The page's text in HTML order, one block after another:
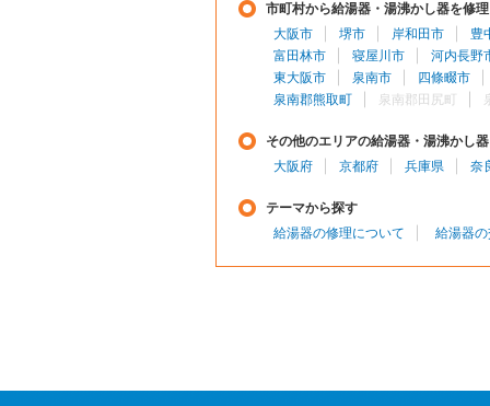
市町村から給湯器・湯沸かし器を修
大阪市
堺市 岸和田市
豊
富田林市
寝屋川市
河内長野
東大阪市
泉南市
四條畷市
泉南郡熊取町
泉南郡田尻町
その他のエリアの給湯器・湯沸かし
大阪府
京都府 兵庫県 奈
テーマから探す
給湯器の修理について
給湯器